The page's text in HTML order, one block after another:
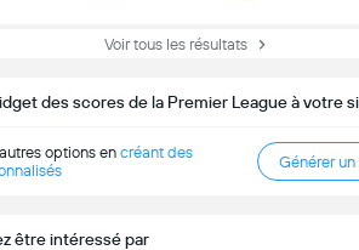
Voir tous les résultats
des scores de la Premier League à votre
options en créant des
Générer
être intéressé par